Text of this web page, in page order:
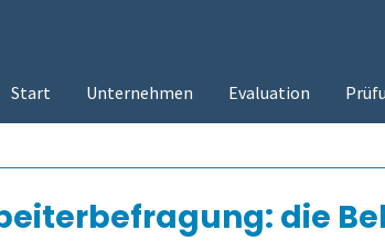
Start Unternehmen Evaluation
die